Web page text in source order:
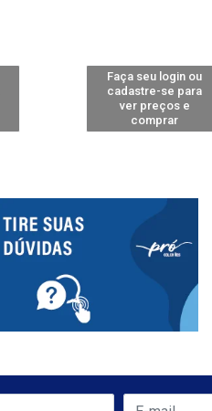
Faça seu login ou
cadastre-se para
ver preços e
comprar